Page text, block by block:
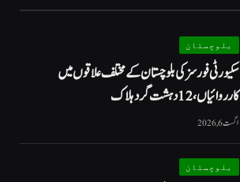
بلوچستان
سکیورٹی فورسز کی بلوچستان کے مختلف علاقوں میں
کارروائیاں ، 12 دہشت گرد ہلاک
اگست 6, 2026
بلوچستان